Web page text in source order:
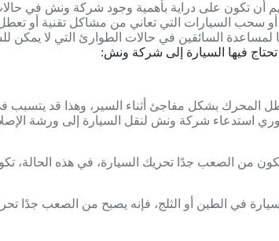
أن تكون على دراية بأهمية وجود شركة ونش في
سحب السيارات التي تعاني من مشاكل تقنية أو
لمساعدة السائقين في حالات الطوارئ التي لا يمكن
فيها السيارة إلى شركة ونش:
المحرك بشكل مفاجئ أثناء السير، وهذا قد يتسبب
استدعاء شركة ونش لنقل السيارة إلى ورشة
يكون من الصعب جدًا تحريك السيارة، في هذه
في الطين أو الثلج، فإنه يصبح من الصعب جدًا